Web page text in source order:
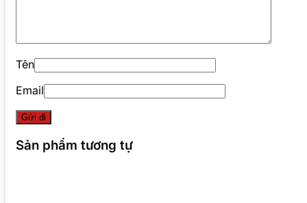
Tên
Email
Sản phẩm tương tự